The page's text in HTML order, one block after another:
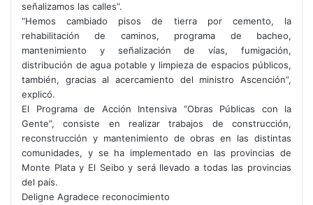
señalizamos las calles”.
“Hemos cambiado pisos de tierra por cemento, la
rehabilitación de caminos, programa de bacheo,
mantenimiento y señalización de vías, fumigación,
distribución de agua potable y limpieza de espacios públicos,
también, gracias al acercamiento del ministro Ascención”,
explicó.
El Programa de Acción Intensiva “Obras Públicas con la
Gente”, consiste en realizar trabajos de construcción,
reconstrucción y mantenimiento de obras en las distintas
comunidades, y se ha implementado en las provincias de
Monte Plata y El Seibo y será llevado a todas las provincias
del país.
Deligne Agradece reconocimiento